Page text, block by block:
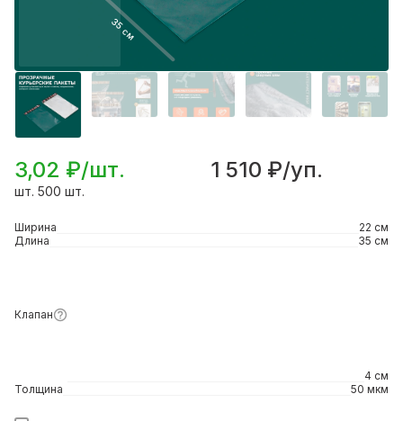
35 см
3,02 ₽/шт. 1 510 ₽/уп.
шт. 500 шт.
Ширина
22 см
Длина
35 см
Клапан
4 см
Толщина
50 мкм